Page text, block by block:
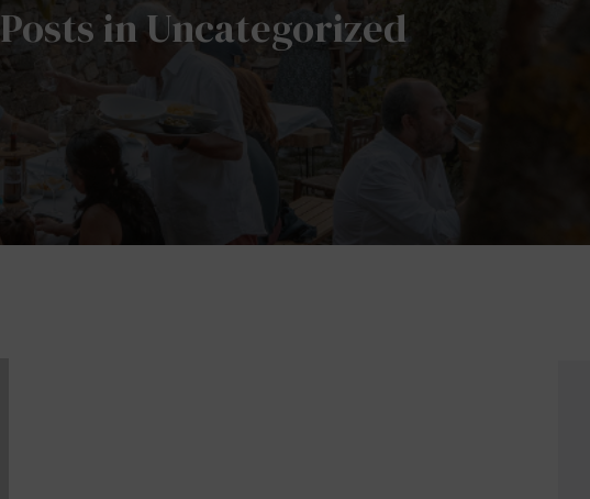
Posts in Uncategorized